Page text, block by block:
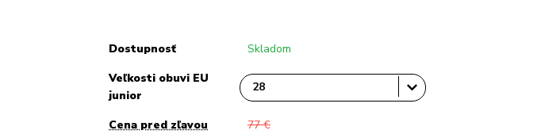
Dostupnosť
Skladom
Veľkosti obuvi EU
junior
Cena pred zľavou
77 €